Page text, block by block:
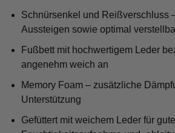
Schnürsenkel und Reißverschluss
Aussteigen sowie optimal
Fußbett mit hochwertigem Leder
angenehm weich an
Memory Foam – zusätzliche
Unterstützung
Gefüttert mit weichem Leder für gute